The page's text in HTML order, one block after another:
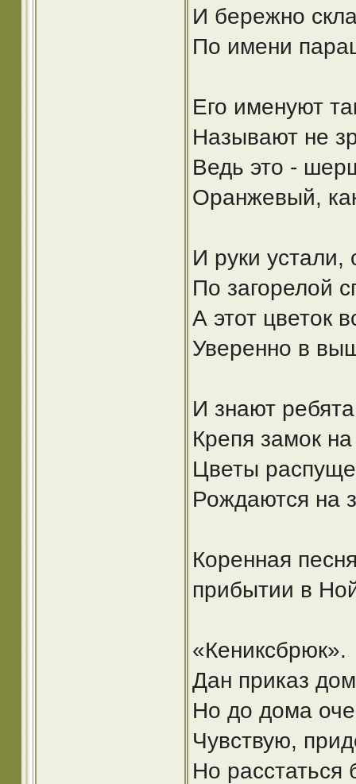
И бережно
По имени
Его именуют
Называют не
Ведь это -
Оранжевый,
И руки устали,
По загорелой
А этот цветок
Уверенно в
И знают
Крепя замок
Цветы
Рождаются на
Коренная
прибытии в
«Кениксбрюк».
Дан приказ
Но до дома
Чувствую,
Но расстаться